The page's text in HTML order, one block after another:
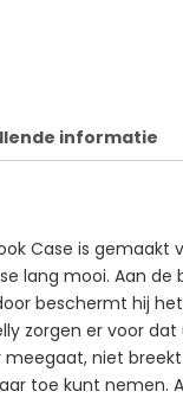
informatie
Case is
lang mooi. Aan
beschermt hij
zorgen er voor
niet
toe kunt nemen.